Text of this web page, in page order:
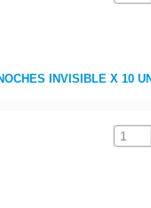
INVISIBLE X 10